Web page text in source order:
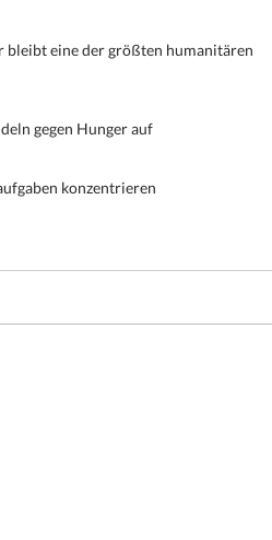
bleibt eine der größten humanitären
gegen Hunger auf
konzentrieren